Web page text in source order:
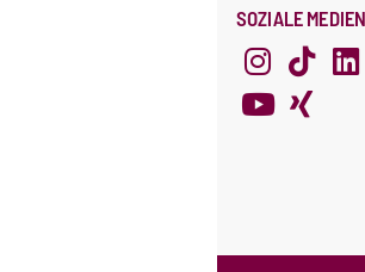
SOZIALE MEDIEN